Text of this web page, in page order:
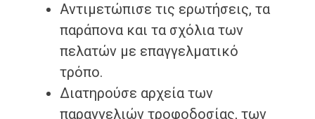
Αντιμετώπισε τις ερωτήσεις, τα
παράπονα και τα σχόλια των
πελατών με επαγγελματικό
τρόπο.
Διατηρούσε αρχεία των
παραγγελιών τροφοδοσίας, των